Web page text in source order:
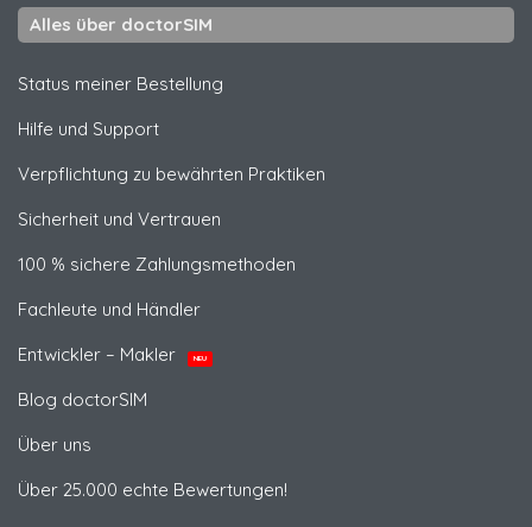
Alles über doctorSIM
Status meiner Bestellung
Hilfe und Support
Verpflichtung zu bewährten Praktiken
Sicherheit und Vertrauen
100 % sichere Zahlungsmethoden
Fachleute und Händler
Entwickler – Makler
NEU
Blog doctorSIM
Über uns
Über 25.000 echte Bewertungen!